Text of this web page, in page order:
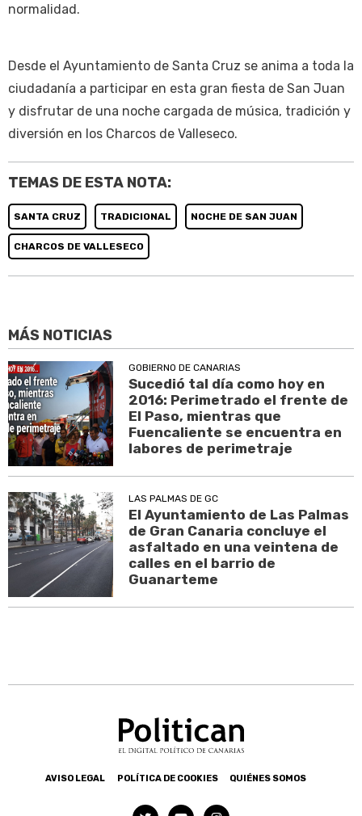
normalidad.
Desde el Ayuntamiento de Santa Cruz se anima a toda la
ciudadanía a participar en esta gran fiesta de San Juan
y disfrutar de una noche cargada de música, tradición y
diversión en los Charcos de Valleseco.
TEMAS DE ESTA NOTA:
SANTA CRUZ TRADICIONAL NOCHE DE SAN JUAN
CHARCOS DE VALLESECO
MÁS NOTICIAS
GOBIERNO DE CANARIAS
Sucedió tal día como hoy en
2016: Perimetrado el frente de
El Paso, mientras que
Fuencaliente se encuentra en
labores de perimetraje
LAS PALMAS DE GC
El Ayuntamiento de Las Palmas
de Gran Canaria concluye el
asfaltado en una veintena de
calles en el barrio de
Guanarteme
AVISO LEGAL POLÍTICA DE COOKIES QUIÉNES SOMOS